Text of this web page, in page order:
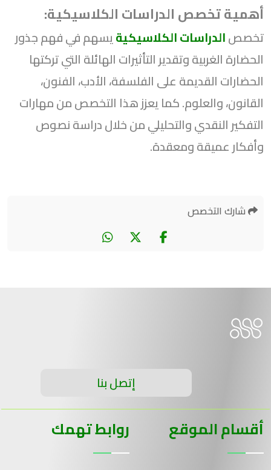
أهمية تخصص الدراسات الكلاسيكية:
تخصصالدراسات الكلاسيكيةيسهم في فهم جذور
الحضارة الغربية وتقدير التأثيرات الهائلة التي تركتها
الحضارات القديمة على الفلسفة، الأدب، الفنون،
القانون، والعلوم. كما يعزز هذا التخصص من مهارات
التفكير النقدي والتحليلي من خلال دراسة نصوص
وأفكار عميقة ومعقدة.
شارك التخصص
إتصل بنا
أقسام الموقع روابط تهمك